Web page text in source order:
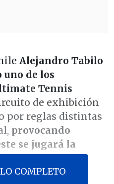
Alejandro Tabilo
uno de los
Tennis
de exhibición
por reglas distintas
provocando
se jugará la
Chile afronte las
2026.
COMPLETO